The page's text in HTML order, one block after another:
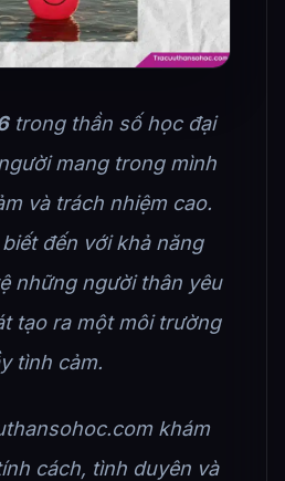
trong thần số học đại
mang trong mình
và trách nhiệm cao.
đến với khả năng
những người thân yêu
tạo ra một môi trường
tình cảm.
khám
cách, tình duyên và